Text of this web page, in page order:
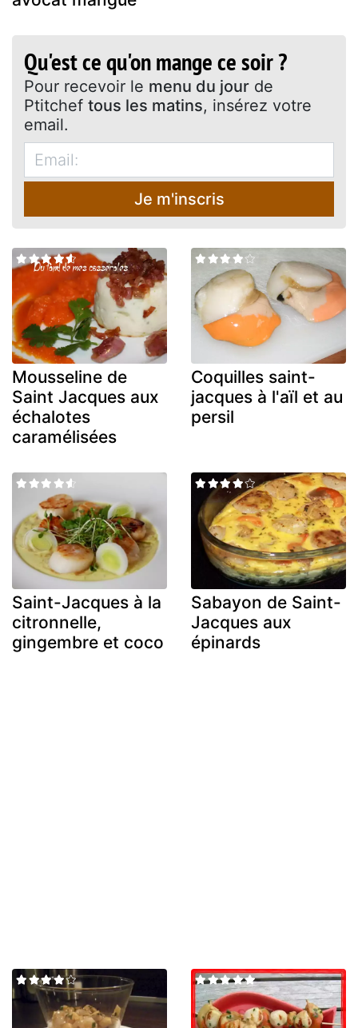
Qu'est ce qu'on mange ce soir ?
Pour recevoir le menu du jour de
Ptitchef tous les matins, insérez votre
email.
Je m'inscris
Mousseline de
Saint Jacques aux
échalotes
caramélisées
Coquilles saint-
jacques à l'aïl et au
persil
Saint-Jacques à la
citronnelle,
gingembre et coco
Sabayon de Saint-
Jacques aux
épinards